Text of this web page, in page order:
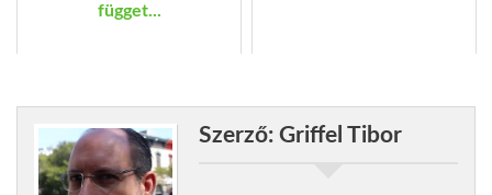
függet...
Szerző: Griffel Tibor